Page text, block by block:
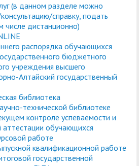
(в данном разделе можно
консультацию/справку, подать
числе дистанционно)
распорядка обучающихся
бюджетного
учреждения высшего
Алтайский государственный
библиотека
технической библиотеке
контроле успеваемости и
обучающихся
работе
квалификационной работе
государственной